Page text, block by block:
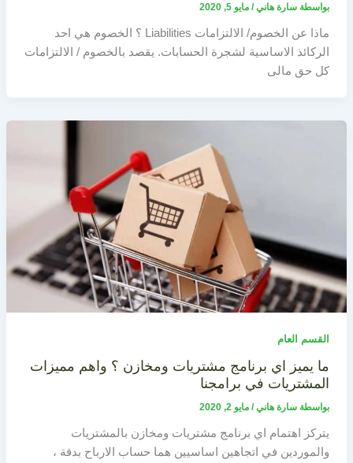
بواسطة سارة هاني/ مايو 5, 2020
ماذا عن الخصوم/ الالتزامات Liabilities ؟ الخصوم هي احد
الركائذ الاساسية لشجرة الحسابات. يقصد بالخصوم / الالتزامات
كل حق مالى
القسم العام
ما يميز اي برنامج مشتريات ومخازن ؟ واهم مميزات
المشتريات في برامجنا
بواسطة سارة هاني/ مايو 2, 2020
يتركز اهتمام اي برنامج مشتريات ومخازن بالمشتريات
والموردين في اتجاهين اساسيين هما حساب الارباح بدقة ،